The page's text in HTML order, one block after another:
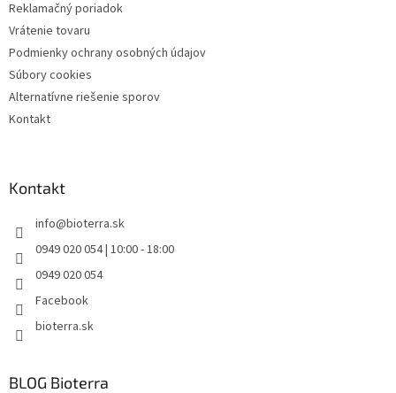
Reklamačný poriadok
Vrátenie tovaru
Podmienky ochrany osobných údajov
Súbory cookies
Alternatívne riešenie sporov
Kontakt
Kontakt
info@bioterra.sk
0949 020 054 | 10:00 - 18:00
0949 020 054
Facebook
bioterra.sk
BLOG Bioterra